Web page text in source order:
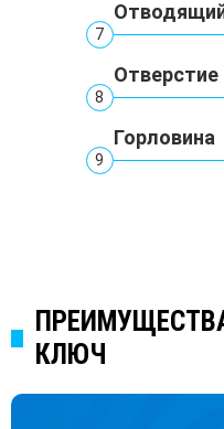
7
Отверстие
8
Горловина
9
КЛЮЧ